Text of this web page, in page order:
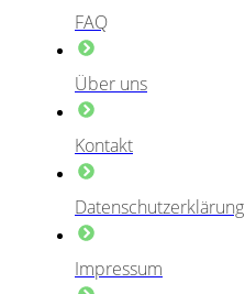
FAQ
Über uns
Kontakt
Datenschutzerklärung
Impressum